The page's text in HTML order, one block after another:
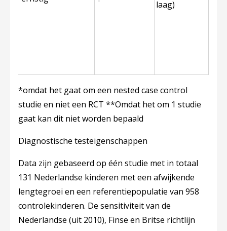
laag)
*omdat het gaat om een nested case control
studie en niet een RCT **Omdat het om 1 studie
gaat kan dit niet worden bepaald
Diagnostische testeigenschappen
Data zijn gebaseerd op één studie met in totaal
131 Nederlandse kinderen met een afwijkende
lengtegroei en een referentiepopulatie van 958
controlekinderen. De sensitiviteit van de
Nederlandse (uit 2010), Finse en Britse richtlijn